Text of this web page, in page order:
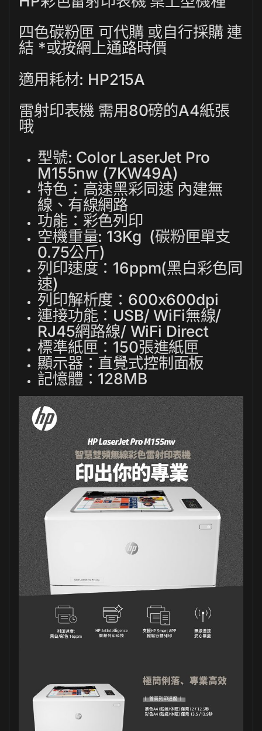
四色碳粉匣 可代購 或自行採購 連
結 *或按網上通路時價
適用耗材: HP215A
雷射印表機 需用80磅的A4紙張
哦
型號: Color LaserJet Pro
M155nw (7KW49A)
特色：高速黑彩同速 內建無
線、有線網路
功能：彩色列印
空機重量: 13Kg (碳粉匣單支
0.75公斤)
列印速度：16ppm(黑白彩色同
速)
列印解析度：600x600dpi
連接功能：USB/ WiFi無線/
RJ45網路線/ WiFi Direct
標準紙匣：150張進紙匣
顯示器：直覺式控制面板
記憶體：128MB